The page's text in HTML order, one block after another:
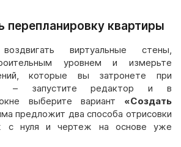
перепланировку квартиры
виртуальные стены,
уровнем и измерьте
которые вы затронете при
– запустите редактор и в
выберите вариант «Создать
предложит два способа отрисовки
с нуля и чертеж на основе уже